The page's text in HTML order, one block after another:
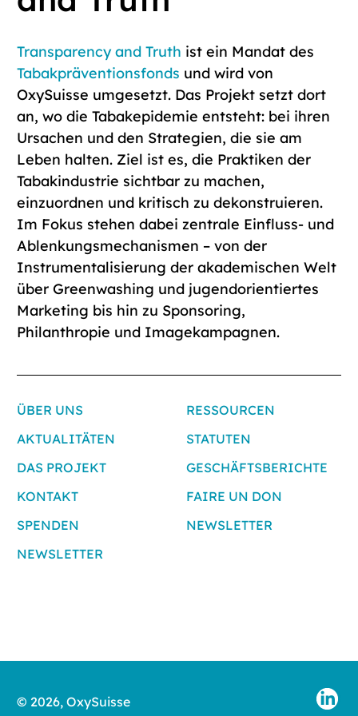
Transparency and Truth ist ein Mandat des
Tabakpräventionsfonds und wird von
OxySuisse umgesetzt. Das Projekt setzt dort
an, wo die Tabakepidemie entsteht: bei ihren
Ursachen und den Strategien, die sie am
Leben halten. Ziel ist es, die Praktiken der
Tabakindustrie sichtbar zu machen,
einzuordnen und kritisch zu dekonstruieren.
Im Fokus stehen dabei zentrale Einfluss- und
Ablenkungsmechanismen – von der
Instrumentalisierung der akademischen Welt
über Greenwashing und jugendorientiertes
Marketing bis hin zu Sponsoring,
Philanthropie und Imagekampagnen.
ÜBER UNS
AKTUALITÄTEN
DAS PROJEKT
KONTAKT
SPENDEN
NEWSLETTER
RESSOURCEN
STATUTEN
GESCHÄFTSBERICHTE
FAIRE UN DON
NEWSLETTER
© 2026, OxySuisse